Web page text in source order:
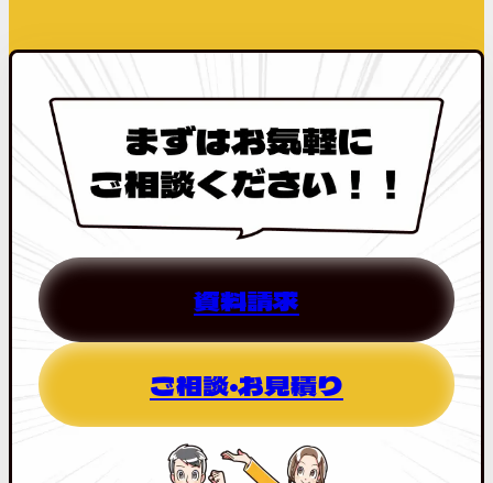
資料請求
ご相談・お見積り